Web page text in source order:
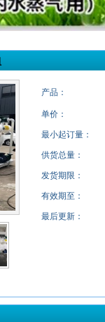
产品：
单价：
最小起订量：
供货总量：
发货期限：
有效期至：
最后更新：